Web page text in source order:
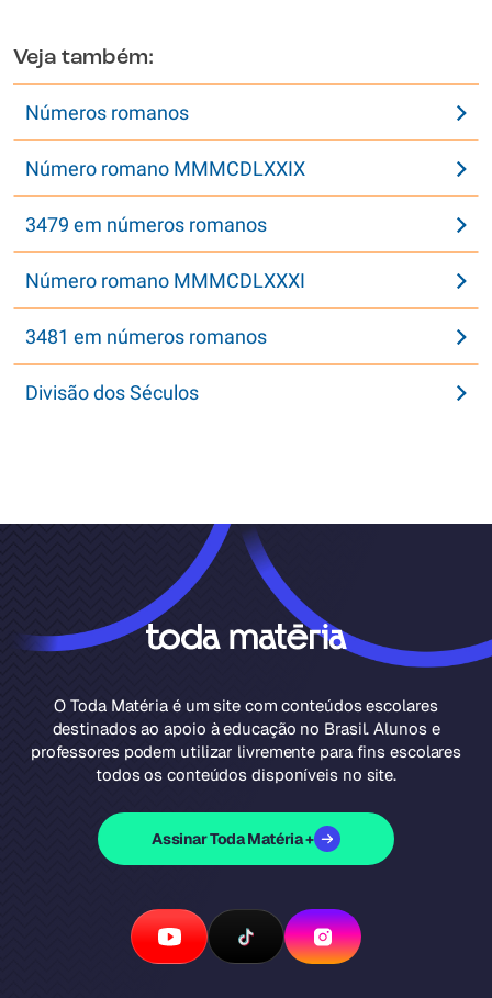
Veja também:
Números romanos
Número romano MMMCDLXXIX
3479 em números romanos
Número romano MMMCDLXXXI
3481 em números romanos
Divisão dos Séculos
O Toda Matéria é um site com conteúdos escolares
destinados ao apoio à educação no Brasil. Alunos e
professores podem utilizar livremente para fins escolares
todos os conteúdos disponíveis no site.
Assinar Toda Matéria +